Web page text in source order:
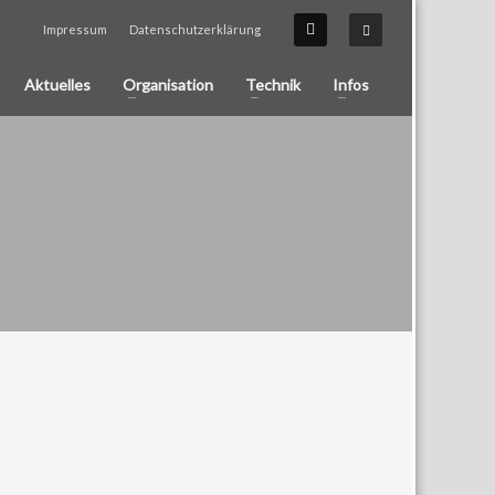
Impressum Datenschutzerklärung
Aktuelles Organisation Technik Infos